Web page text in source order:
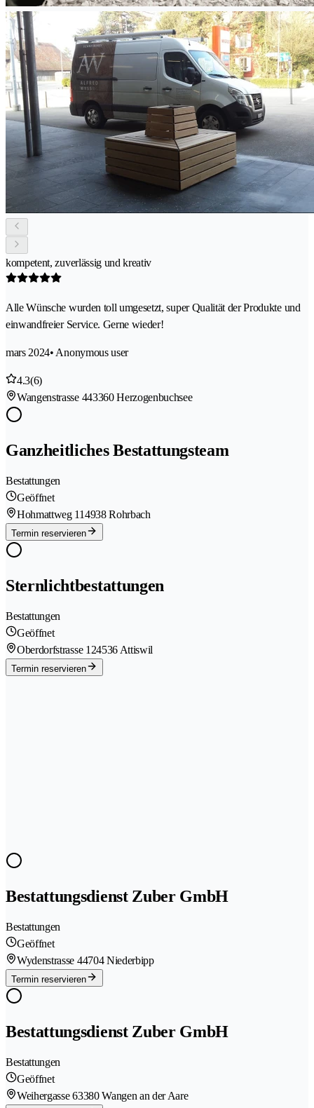
kompetent, zuverlässig und kreativ
Alle Wünsche wurden toll umgesetzt, super Qualität der Produkte und
einwandfreier Service. Gerne wieder!
mars 2024• Anonymous user
4.3(6)
Wangenstrasse 443360 Herzogenbuchsee
Ganzheitliches Bestattungsteam
Bestattungen
Geöffnet
Hohmattweg 114938 Rohrbach
Termin reservieren
Sternlichtbestattungen
Bestattungen
Geöffnet
Oberdorfstrasse 124536 Attiswil
Termin reservieren
Bestattungsdienst Zuber GmbH
Bestattungen
Geöffnet
Wydenstrasse 44704 Niederbipp
Termin reservieren
Bestattungsdienst Zuber GmbH
Bestattungen
Geöffnet
Weihergasse 63380 Wangen an der Aare